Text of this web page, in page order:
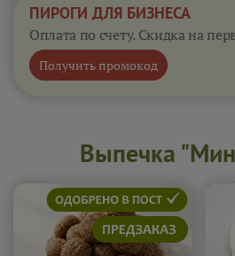
ПИРОГИ ДЛЯ БИЗНЕСА
Оплата по счету. Скидка на
Получить промокод
Выпечка